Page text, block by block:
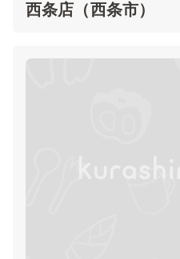
西条店（西条市）